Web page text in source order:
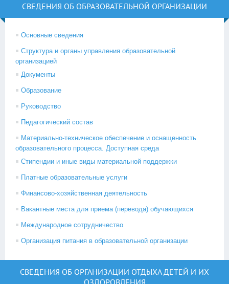
СВЕДЕНИЯ ОБ ОБРАЗОВАТЕЛЬНОЙ ОРГАНИЗАЦИИ
Основные сведения
Структура и органы управления образовательной
организацией
Документы
Образование
Руководство
Педагогический состав
Материально-техническое обеспечение и оснащенность
образовательного процесса. Доступная среда
Стипендии и иные виды материальной поддержки
Платные образовательные услуги
Финансово-хозяйственная деятельность
Вакантные места для приема (перевода) обучающихся
Международное сотрудничество
Организация питания в образовательной организации
СВЕДЕНИЯ ОБ ОРГАНИЗАЦИИ ОТДЫХА ДЕТЕЙ И ИХ
ОЗДОРОВЛЕНИЯ